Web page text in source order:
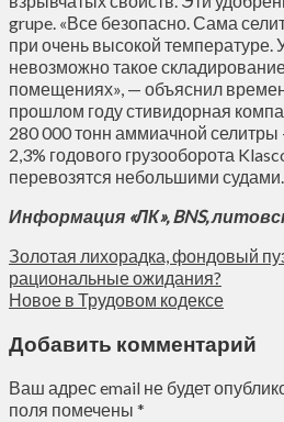
grupe. «Все безопасно. Сама
при очень высокой температуре.
невозможно такое
помещениях», — объяснил
прошлом году стивидорная
280 000 тонн аммиачной селитры
2,3% годового грузооборота
перевозятся небольшими судами.
Информация «ЛК», BNS,
Золотая лихорадка, фондовый
рациональные ожидания?
Новое в Трудовом кодексе
Добавить комментарий
Ваш адрес email не будет
поля помечены *